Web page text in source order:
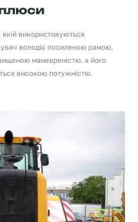
використовуються
володіє посиленою рамою,
маневреністю, а його
високою потужністю.